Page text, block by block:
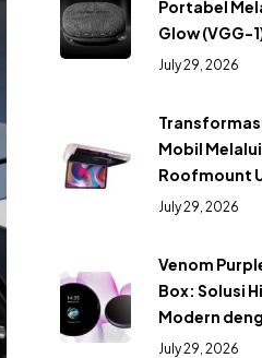
Portabel
Glow (VGG-
July 29, 2026
Mobil Melalui
Roofmount
July 29, 2026
Venom
Box: Solusi
Modern
July 29, 2026